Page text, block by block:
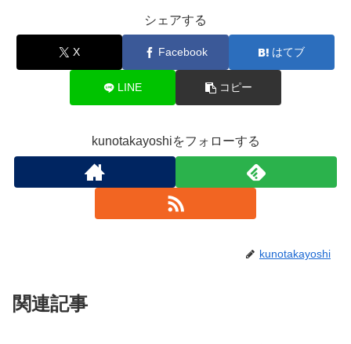
シェアする
X Facebook はてブ
LINE コピー
kunotakayoshiをフォローする
kunotakayoshi
関連記事